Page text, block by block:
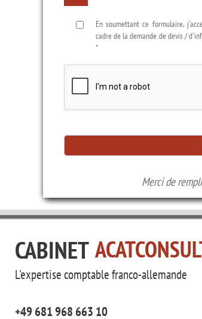
En soumettant ce formulaire,
cadre de la demande de devis /
*
Merci de
CABINET
L'expertise comptablefranco-allemande
+49 681 968 663 10